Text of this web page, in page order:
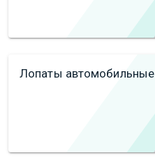
Лопаты автомобильные